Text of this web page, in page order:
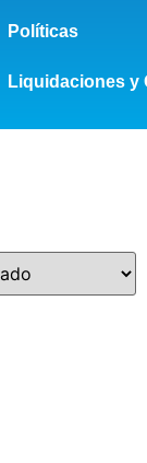
Políticas
Liquidaciones y